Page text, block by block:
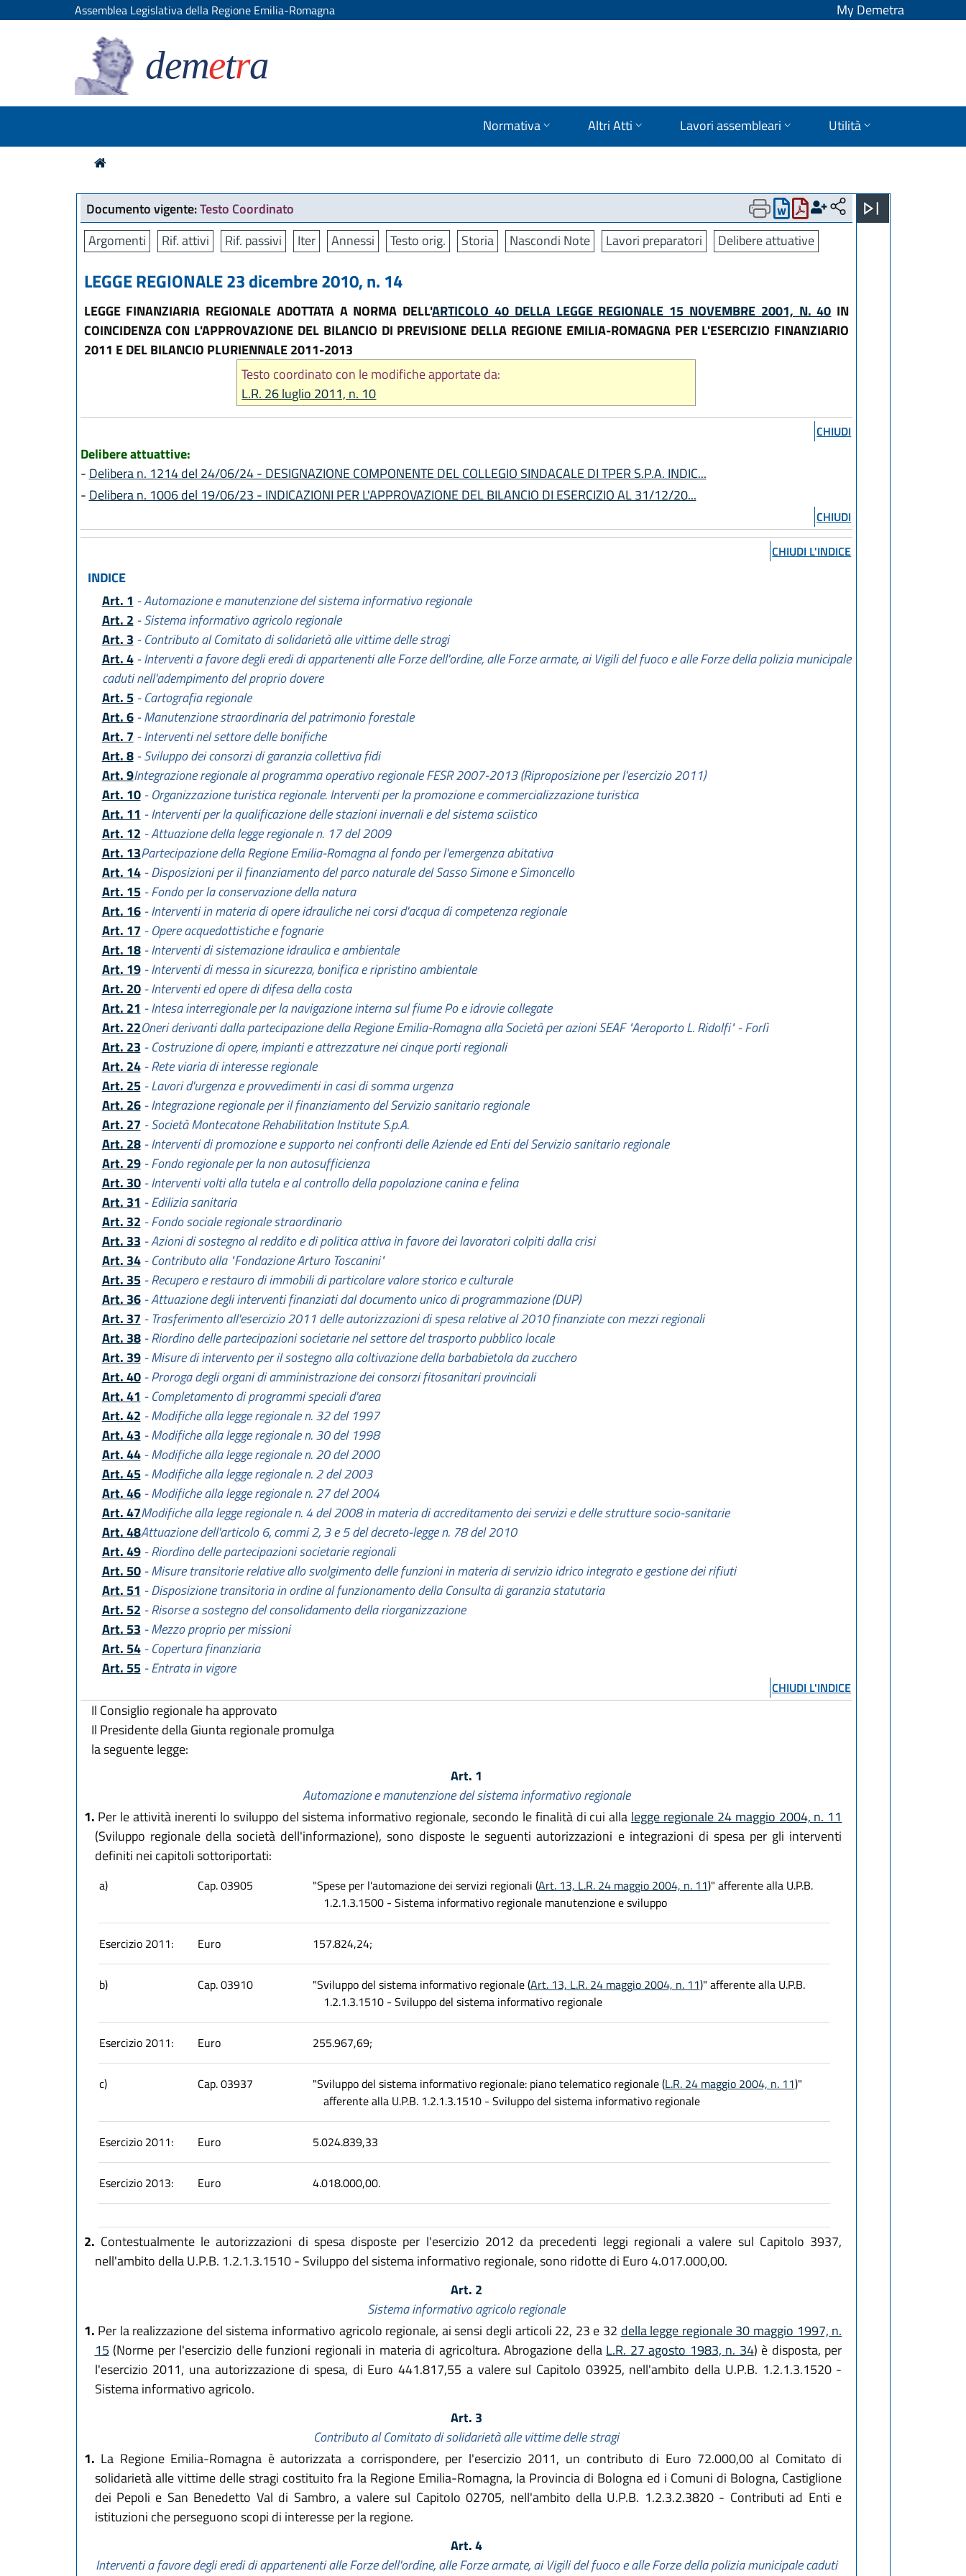
Assemblea Legislativa della Regione Emilia-Romagna My Demetra
demetra
Normativa Altri Atti Lavori assembleari Utilità
Documento vigente:Testo Coordinato
Argomenti
Rif. attivi Rif. passivi Iter Annessi Testo orig. Storia Nascondi Note Lavori preparatori Delibere attuative
LEGGE REGIONALE 23 dicembre 2010, n. 14
LEGGE FINANZIARIA REGIONALE ADOTTATA A NORMA DELL'ARTICOLO 40 DELLA LEGGE REGIONALE 15 NOVEMBRE 2001, N. 40 IN
COINCIDENZA CON L'APPROVAZIONE DEL BILANCIO DI PREVISIONE DELLA REGIONE EMILIA-ROMAGNA PER L'ESERCIZIO FINANZIARIO
2011 E DEL BILANCIO PLURIENNALE 2011-2013
Testo coordinato con le modifiche apportate da:
L.R. 26 luglio 2011, n. 10
CHIUDI
Delibere attuattive:
- Delibera n. 1214 del 24/06/24 - DESIGNAZIONE COMPONENTE DEL COLLEGIO SINDACALE DI TPER S.P.A. INDIC...
- Delibera n. 1006 del 19/06/23 - INDICAZIONI PER L'APPROVAZIONE DEL BILANCIO DI ESERCIZIO AL 31/12/20...
CHIUDI
CHIUDI L'INDICE
INDICE
Art. 1 - Automazione e manutenzione del sistema informativo regionale
Art. 2 - Sistema informativo agricolo regionale
Art. 3 - Contributo al Comitato di solidarietà alle vittime delle stragi
Art. 4- Interventi a favore degli eredi di appartenenti alle Forze dell'ordine, alle Forze armate, ai Vigili del fuoco e alle Forze della polizia municipale
caduti nell'adempimento del proprio dovere
Art. 5- Cartografia regionale
Art. 6- Manutenzione straordinaria del patrimonio forestale
Art. 7 - Interventi nel settore delle bonifiche
Art. 8- Sviluppo dei consorzi di garanzia collettiva fidi
Art. 9Integrazione regionale al programma operativo regionale FESR 2007-2013 (Riproposizione per l'esercizio 2011)
Art. 10- Organizzazione turistica regionale. Interventi per la promozione e commercializzazione turistica
Art. 11 - Interventi per la qualificazione delle stazioni invernali e del sistema sciistico
Art. 12 - Attuazione della legge regionale n. 17 del 2009
Art. 13Partecipazione della Regione Emilia-Romagna al fondo per l'emergenza abitativa
Art. 14- Disposizioni per il finanziamento del parco naturale del Sasso Simone e Simoncello
Art. 15- Fondo per la conservazione della natura
Art. 16- Interventi in materia di opere idrauliche nei corsi d'acqua di competenza regionale
Art. 17 - Opere acquedottistiche e fognarie
Art. 18- Interventi di sistemazione idraulica e ambientale
Art. 19- Interventi di messa in sicurezza, bonifica e ripristino ambientale
Art. 20- Interventi ed opere di difesa della costa
Art. 21 - Intesa interregionale per la navigazione interna sul fiume Po e idrovie collegate
Art. 22Oneri derivanti dalla partecipazione della Regione Emilia-Romagna alla Società per azioni SEAF "Aeroporto L. Ridolfi" - Forlì
Art. 23 - Costruzione di opere, impianti e attrezzature nei cinque porti regionali
Art. 24- Rete viaria di interesse regionale
Art. 25- Lavori d'urgenza e provvedimenti in casi di somma urgenza
Art. 26- Integrazione regionale per il finanziamento del Servizio sanitario regionale
Art. 27 - Società Montecatone Rehabilitation Institute S.p.A.
Art. 28- Interventi di promozione e supporto nei confronti delle Aziende ed Enti del Servizio sanitario regionale
Art. 29- Fondo regionale per la non autosufficienza
Art. 30- Interventi volti alla tutela e al controllo della popolazione canina e felina
Art. 31 - Edilizia sanitaria
Art. 32 - Fondo sociale regionale straordinario
Art. 33 - Azioni di sostegno al reddito e di politica attiva in favore dei lavoratori colpiti dalla crisi
Art. 34- Contributo alla "Fondazione Arturo Toscanini"
Art. 35- Recupero e restauro di immobili di particolare valore storico e culturale
Art. 36- Attuazione degli interventi finanziati dal documento unico di programmazione (DUP)
Art. 37 - Trasferimento all'esercizio 2011 delle autorizzazioni di spesa relative al 2010 finanziate con mezzi regionali
Art. 38- Riordino delle partecipazioni societarie nel settore del trasporto pubblico locale
Art. 39- Misure di intervento per il sostegno alla coltivazione della barbabietola da zucchero
Art. 40- Proroga degli organi di amministrazione dei consorzi fitosanitari provinciali
Art. 41 - Completamento di programmi speciali d'area
Art. 42 - Modifiche alla legge regionale n. 32 del 1997
Art. 43 - Modifiche alla legge regionale n. 30 del 1998
Art. 44- Modifiche alla legge regionale n. 20 del 2000
Art. 45- Modifiche alla legge regionale n. 2 del 2003
Art. 46- Modifiche alla legge regionale n. 27 del 2004
Art. 47Modifiche alla legge regionale n. 4 del 2008 in materia di accreditamento dei servizi e delle strutture socio-sanitarie
Art. 48Attuazione dell'articolo 6, commi 2, 3 e 5 del decreto-legge n. 78 del 2010
Art. 49- Riordino delle partecipazioni societarie regionali
Art. 50- Misure transitorie relative allo svolgimento delle funzioni in materia di servizio idrico integrato e gestione dei rifiuti
Art. 51 - Disposizione transitoria in ordine al funzionamento della Consulta di garanzia statutaria
Art. 52 - Risorse a sostegno del consolidamento della riorganizzazione
Art. 53 - Mezzo proprio per missioni
Art. 54- Copertura finanziaria
Art. 55- Entrata in vigore
CHIUDI L'INDICE
Il Consiglio regionale ha approvato
Il Presidente della Giunta regionale promulga
la seguente legge:
Art. 1
Automazione e manutenzione del sistema informativo regionale
1. Per le attività inerenti lo sviluppo del sistema informativo regionale, secondo le finalità di cui alla legge regionale 24 maggio 2004, n. 11
(Sviluppo regionale della società dell'informazione), sono disposte le seguenti autorizzazioni e integrazioni di spesa per gli interventi
definiti nei capitoli sottoriportati:
a) Cap. 03905 "Spese per l'automazione dei servizi regionali (Art. 13, L.R. 24 maggio 2004, n. 11)" afferente alla U.P.B.
1.2.1.3.1500 - Sistema informativo regionale manutenzione e sviluppo
Esercizio 2011: Euro 157.824,24;
b) Cap. 03910 "Sviluppo del sistema informativo regionale (Art. 13, L.R. 24 maggio 2004, n. 11)" afferente alla U.P.B.
1.2.1.3.1510 - Sviluppo del sistema informativo regionale
Esercizio 2011: Euro 255.967,69;
c) Cap. 03937 "Sviluppo del sistema informativo regionale: piano telematico regionale (L.R. 24 maggio 2004, n. 11)"
afferente alla U.P.B. 1.2.1.3.1510 - Sviluppo del sistema informativo regionale
Esercizio 2011: Euro 5.024.839,33
Esercizio 2013: Euro 4.018.000,00.
2. Contestualmente le autorizzazioni di spesa disposte per l'esercizio 2012 da precedenti leggi regionali a valere sul Capitolo 3937,
nell'ambito della U.P.B. 1.2.1.3.1510 - Sviluppo del sistema informativo regionale, sono ridotte di Euro 4.017.000,00.
Art. 2
Sistema informativo agricolo regionale
1. Per la realizzazione del sistema informativo agricolo regionale, ai sensi degli articoli 22, 23 e 32 della legge regionale 30 maggio 1997, n.
15 (Norme per l'esercizio delle funzioni regionali in materia di agricoltura. Abrogazione della L.R. 27 agosto 1983, n. 34) è disposta, per
l'esercizio 2011, una autorizzazione di spesa, di Euro 441.817,55 a valere sul Capitolo 03925, nell'ambito della U.P.B. 1.2.1.3.1520 -
Sistema informativo agricolo.
Art. 3
Contributo al Comitato di solidarietà alle vittime delle stragi
1. La Regione Emilia-Romagna è autorizzata a corrispondere, per l'esercizio 2011, un contributo di Euro 72.000,00 al Comitato di
solidarietà alle vittime delle stragi costituito fra la Regione Emilia-Romagna, la Provincia di Bologna ed i Comuni di Bologna, Castiglione
dei Pepoli e San Benedetto Val di Sambro, a valere sul Capitolo 02705, nell'ambito della U.P.B. 1.2.3.2.3820 - Contributi ad Enti e
istituzioni che perseguono scopi di interesse per la regione.
Art. 4
Interventi a favore degli eredi di appartenenti alle Forze dell'ordine, alle Forze armate, ai Vigili del fuoco e alle Forze della polizia municipale caduti